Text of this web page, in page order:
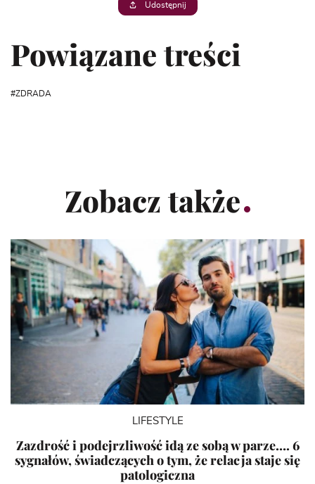
Udostępnij
Powiązane treści
ZDRADA
Zobacz także
LIFESTYLE
Zazdrość i podejrzliwość idą ze sobą w parze…. 6
sygnałów, świadczących o tym, że relacja staje się
patologiczna